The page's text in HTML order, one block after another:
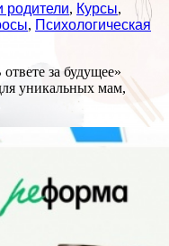
родители, Курсы,
, Психологическая
за будущее»
уникальных мам,